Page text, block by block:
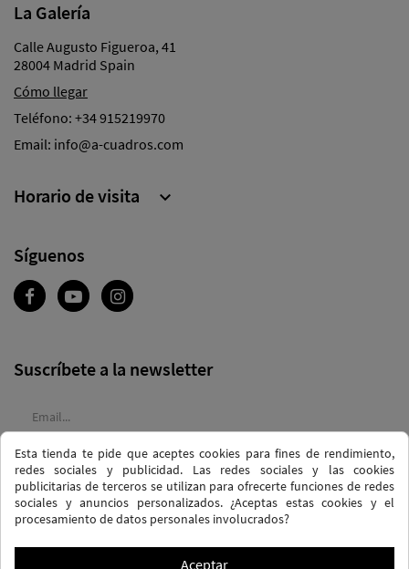
La Galería
Calle Augusto Figueroa, 41
28004 Madrid Spain
Cómo llegar
Teléfono: +34 915219970
Email: info@a-cuadros.com
Síguenos
Horario de visita 
Suscríbete a la newsletter
Acepto las condiciones generales y lapolítica de confidencialidad
Esta tienda te pide que aceptes cookies para fines de rendimiento,
redes sociales y publicidad. Las redes sociales y las cookies
publicitarias de terceros se utilizan para ofrecerte funciones de redes
sociales y anuncios personalizados. ¿Aceptas estas cookies y el
procesamiento de datos personales involucrados?
Aceptar